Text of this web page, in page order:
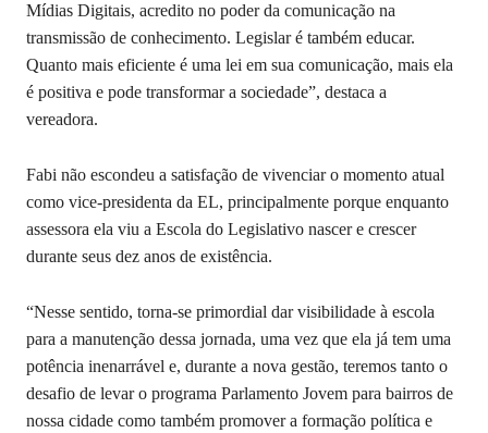
Mídias Digitais, acredito no poder da comunicação na
transmissão de conhecimento. Legislar é também educar.
Quanto mais eficiente é uma lei em sua comunicação, mais ela
é positiva e pode transformar a sociedade”, destaca a
vereadora.
Fabi não escondeu a satisfação de vivenciar o momento atual
como vice-presidenta da EL, principalmente porque enquanto
assessora ela viu a Escola do Legislativo nascer e crescer
durante seus dez anos de existência.
“Nesse sentido, torna-se primordial dar visibilidade à escola
para a manutenção dessa jornada, uma vez que ela já tem uma
potência inenarrável e, durante a nova gestão, teremos tanto o
desafio de levar o programa Parlamento Jovem para bairros de
nossa cidade como também promover a formação política e